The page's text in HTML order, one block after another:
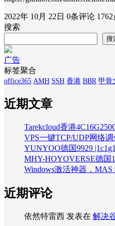
2022年 10月 22日 0条评论
搜索
搜
广告
标签聚合
office365 AMH SSH 香港 BBR 甲骨
近期文章
Tarekcloud香港
VPS一键TCP/UDP网络
YUNYOO德国9929
MHY-HOYOVERSE德国
Windows激活神器，
近期评论
依然特雷西 发表在 解决